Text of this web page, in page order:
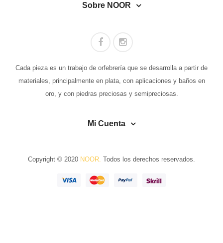
Sobre NOOR
Cada pieza es un trabajo de orfebrería que se desarrolla a partir de
materiales, principalmente en plata, con aplicaciones y baños en
oro, y con piedras preciosas y semipreciosas.
Mi Cuenta
Copyright © 2020 NOOR. Todos los derechos reservados.